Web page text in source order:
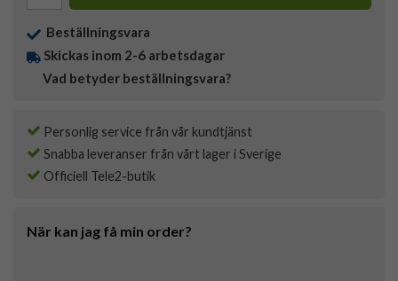
Beställningsvara
Skickas inom 2-6 arbetsdagar
Vad betyder beställningsvara?
Personlig service från vår kundtjänst
Snabba leveranser från vårt lager i Sverige
Officiell Tele2-butik
När kan jag få min order?